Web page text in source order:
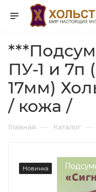
ПУ-1 и 7п
17мм)
/ кожа /
Главная — Каталог —
Новинка